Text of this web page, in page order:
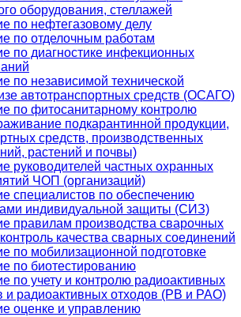
оборудования, стеллажей
по нефтегазовому делу
по отделочным работам
по диагностике инфекционных
по независимой технической
автотранспортных средств (ОСАГО)
по фитосанитарному контролю
подкарантинной продукции,
средств, производственных
растений и почвы)
руководителей частных охранных
ЧОП (организаций)
специалистов по обеспечению
индивидуальной защиты (СИЗ)
правилам производства сварочных
качества сварных соединений
по мобилизационной подготовке
по биотестированию
по учету и контролю радиоактивных
и радиоактивных отходов (РВ и РАО)
оценке и управлению